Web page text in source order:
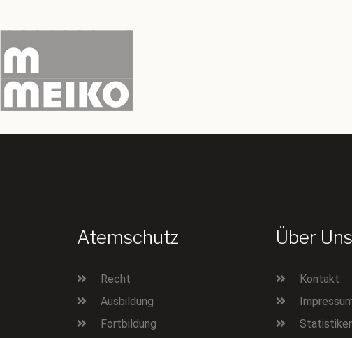
Atemschutz
Recht
Ausbildung
Fortbildung
Über Uns
Kontakt